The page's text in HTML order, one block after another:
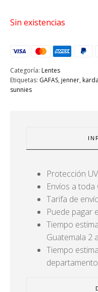
Sin existencias
Categoría: Lentes
Etiquetas: GAFAS, jenner,
sunnies
Protección
Envíos a toda
Tarifa de
Puede pagar
Tiempo
Guatemala 2
Tiempo